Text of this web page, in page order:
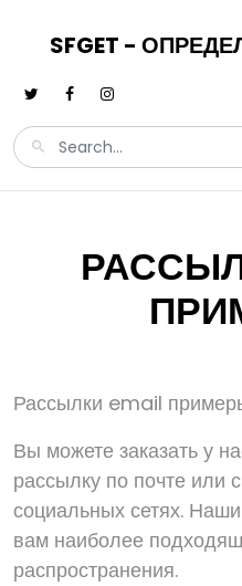
SFGET -
Рассылки email
Вы можете заказать у
рассылку по почте или
социальных сетях.
вам наиболее
распространения.